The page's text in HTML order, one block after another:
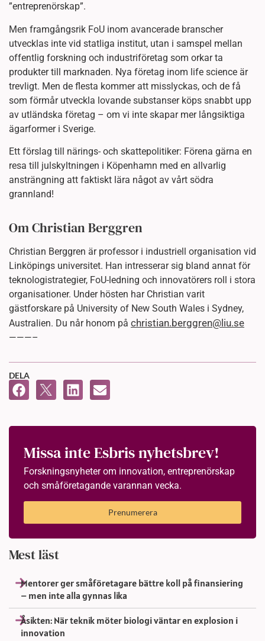
”entreprenörskap”.
Men framgångsrik FoU inom avancerade branscher
utvecklas inte vid statliga institut, utan i samspel mellan
offentlig forskning och industriföretag som orkar ta
produkter till marknaden. Nya företag inom life science är
trevligt. Men de flesta kommer att misslyckas, och de få
som förmår utveckla lovande substanser köps snabbt upp
av utländska företag – om vi inte skapar mer långsiktiga
ägarformer i Sverige.
Ett förslag till närings- och skattepolitiker: Förena gärna en
resa till julskyltningen i Köpenhamn med en allvarlig
ansträngning att faktiskt lära något av vårt södra
grannland!
Om Christian Berggren
Christian Berggren är professor i industriell organisation vid
Linköpings universitet. Han intresserar sig bland annat för
teknologistrategier, FoU-ledning och innovatörers roll i stora
organisationer. Under hösten har Christian varit
gästforskare på University of New South Wales i Sydney,
Australien. Du når honom på christian.berggren@liu.se
———–
DELA
Missa inte Esbris nyhetsbrev!
Forskningsnyheter om innovation, entreprenörskap
och småföretagande varannan vecka.
Prenumerera
Mest läst
Mentorer ger småföretagare bättre koll på finansiering
– men inte alla gynnas lika
Åsikten: När teknik möter biologi väntar en explosion i
innovation